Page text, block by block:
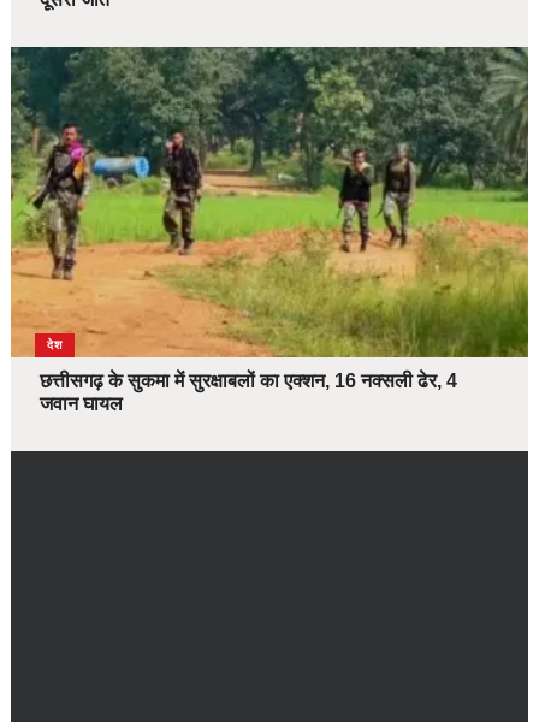
देश
छत्तीसगढ़ के सुकमा में सुरक्षाबलों का एक्शन, 16 नक्सली ढेर, 4
जवान घायल